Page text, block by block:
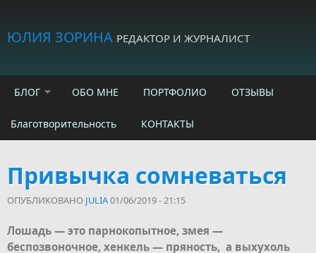
ЮЛИЯ ЗОРИНА РЕДАКТОР И ЖУРНАЛИСТ
БЛОГ ОБО МНЕ ПОРТФОЛИО ОТЗЫВЫ
Благотворительность КОНТАКТЫ
Привычка сомневаться
ОПУБЛИКОВАНО JULIA01/06/2019 - 21:15
Лошадь — это парнокопытное, змея —
беспозвоночное, хенкель — пряность, а выхухоль